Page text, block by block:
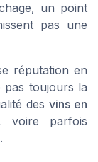
un point
pas une
réputation en
pas toujours la
des vins en
voire parfois